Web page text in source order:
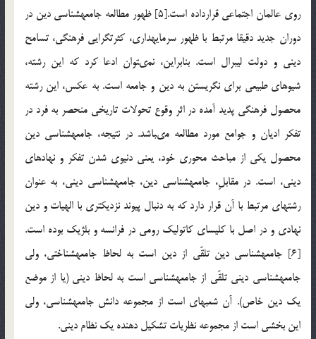
روى عالمان اجتماعى قرارداده است.[5] ظهور مطالعه جامعه‏شناسى دين در
دوران جديد دقيقا مرتبط با ظهور سرمايه‏دارى، كثرت‏گرايى فرهنگى، تسامح
دينى و دولت ليبرال است. بنابراين، نمى‏توان ادعا كرد كه اين رشته،
شيوه‏اى طبيعى براى نگريستن به دين و جامعه است. به عكس، اين رشته
محصول فرهنگى پديد آمده در اثر وقوع تحولات تاريخى منحصر به فرد در
تفكر اديان و جوامع مورد مطالعه مى‏باشد. در نتيجه، جامعه‏شناسى دين
محصول يكى از مباحث محورى خود، يعنى دنيوى شدن تفكر و نهادهاى
دينى، است. در مقابلِ، جامعه‏شناسى دين، جامعه‏شناسى دينى، به عنوان
رشته‏اى مرتبط با آن قرار دارد كه به دنبال پيوند نزديك‏ترى با الهيات و دين
نهادى و در اصل با كليساى كاتوليك رومى در فرانسه و بلژيك بوده است.
[6] جامعه‏شناسى دين تلقّى از دين است به لحاظ جامعه‏شناختى، ولى
جامعه‏شناسى دينى تلقّى از جامعه‏شناسى است به لحاظ دينى (يا از موضع
يك دين خاص). آن شعبه‏اى است از مجموعه دانش جامعه‏شناسى، ولى
اين بخشى است از مجموعه نظريات تشكيل دهنده يك نظام دينى.